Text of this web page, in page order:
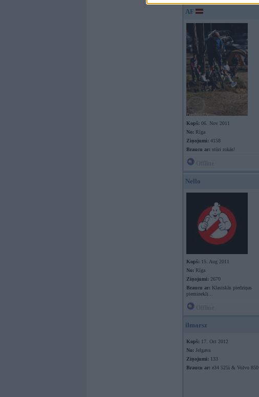
AF
Kopš: 06. Nov 2011
No: Rīga
Ziņojumi: 4158
Braucu ar: stūri rokās!
Nello
Kopš: 15. Aug 2011
No: Rīga
Ziņojumi: 2670
Braucu ar: Klasiskās piedziņas
pieminekli...
ilmarsz
Kopš: 17. Oct 2012
No: Jelgava
Ziņojumi: 133
Braucu ar: e34 525i & Volvo 850